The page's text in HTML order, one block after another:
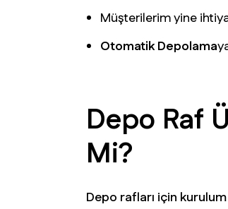
Müşterilerim yine
Otomatik Depolama
Depo Raf
Mi?
Depo rafları için